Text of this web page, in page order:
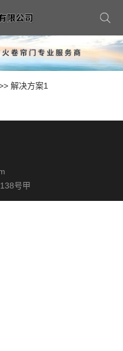
解决方案1
号甲